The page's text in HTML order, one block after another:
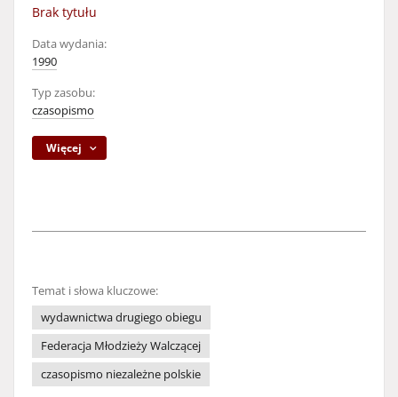
Brak tytułu
Data wydania:
1990
Typ zasobu:
czasopismo
Więcej
Temat i słowa kluczowe:
wydawnictwa drugiego obiegu
Federacja Młodzieży Walczącej
czasopismo niezależne polskie